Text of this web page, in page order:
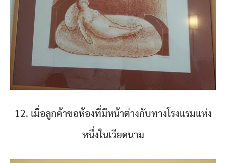
12. เมื่อลูกค้าขอห้องที่มีหน้าต่างกับทางโรงแรมแห่ง
หนึ่งในเวียดนาม